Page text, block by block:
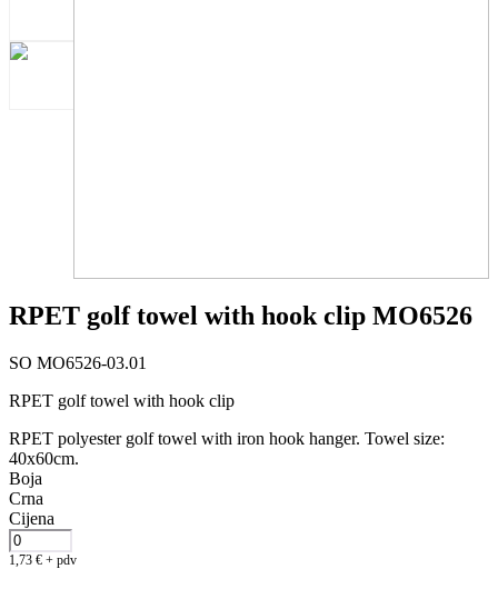
RPET golf towel with hook clip MO6526
SO MO6526-03.01
RPET golf towel with hook clip
RPET polyester golf towel with iron hook hanger. Towel size:
40x60cm.
Boja
Crna
Cijena
1,73 € + pdv